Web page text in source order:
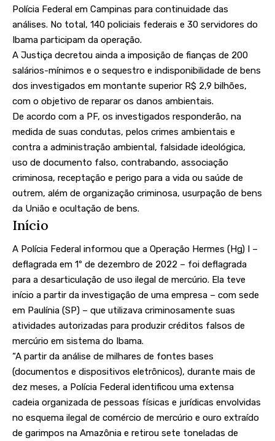
Polícia Federal em Campinas para continuidade das
análises. No total, 140 policiais federais e 30 servidores do
Ibama participam da operação.
A Justiça decretou ainda a imposição de fianças de 200
salários-mínimos e o sequestro e indisponibilidade de bens
dos investigados em montante superior R$ 2,9 bilhões,
com o objetivo de reparar os danos ambientais.
De acordo com a PF, os investigados responderão, na
medida de suas condutas, pelos crimes ambientais e
contra a administração ambiental, falsidade ideológica,
uso de documento falso, contrabando, associação
criminosa, receptação e perigo para a vida ou saúde de
outrem, além de organização criminosa, usurpação de bens
da União e ocultação de bens.
Início
A Polícia Federal informou que a Operação Hermes (Hg) I –
deflagrada em 1º de dezembro de 2022 – foi deflagrada
para a desarticulação de uso ilegal de mercúrio. Ela teve
início a partir da investigação de uma empresa – com sede
em Paulínia (SP) – que utilizava criminosamente suas
atividades autorizadas para produzir créditos falsos de
mercúrio em sistema do Ibama.
“A partir da análise de milhares de fontes bases
(documentos e dispositivos eletrônicos), durante mais de
dez meses, a Polícia Federal identificou uma extensa
cadeia organizada de pessoas físicas e jurídicas envolvidas
no esquema ilegal de comércio de mercúrio e ouro extraído
de garimpos na Amazônia e retirou sete toneladas de